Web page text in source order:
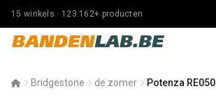
15 winkels · 123.162+ producten
BANDENLAB.BE
Bridgestone de zomer Potenza RE050